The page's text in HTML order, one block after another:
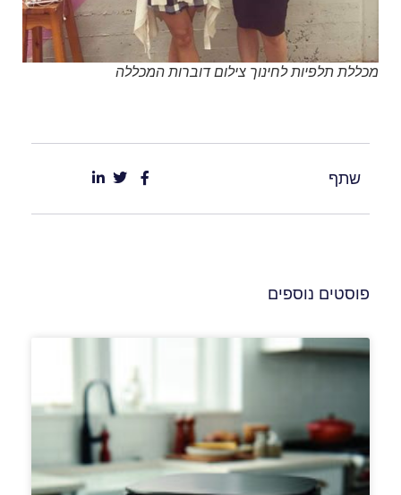
מכללת תלפיות לחינוך צילום דוברות המכללה
שתף
פוסטים נוספים